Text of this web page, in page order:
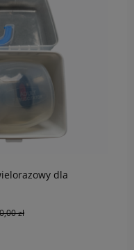
dla
zł